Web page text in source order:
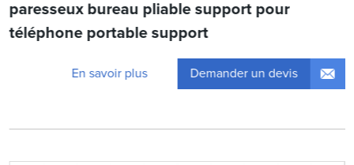
paresseux bureau pliable support pour
téléphone portable support
En savoir plus Demander un devis